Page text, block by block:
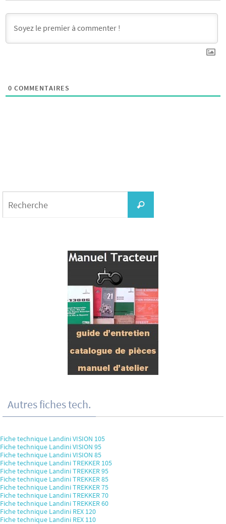
0 COMMENTAIRES
Recherche
Autres fiches tech.
Fiche technique Landini VISION 105
Fiche technique Landini VISION 95
Fiche technique Landini VISION 85
Fiche technique Landini TREKKER 105
Fiche technique Landini TREKKER 95
Fiche technique Landini TREKKER 85
Fiche technique Landini TREKKER 75
Fiche technique Landini TREKKER 70
Fiche technique Landini TREKKER 60
Fiche technique Landini REX 120
Fiche technique Landini REX 110